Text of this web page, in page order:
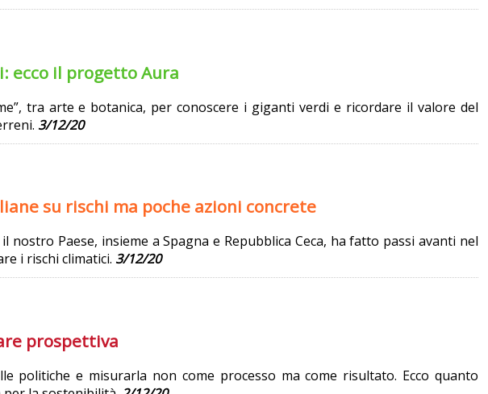
ecco il progetto Aura
tra arte e botanica, per conoscere i giganti verdi e ricordare il valore del
3/12/20
su rischi ma poche azioni concrete
Paese, insieme a Spagna e Repubblica Ceca, ha fatto passi avanti nel
i rischi climatici. 3/12/20
prospettiva
politiche e misurarla non come processo ma come risultato. Ecco quanto